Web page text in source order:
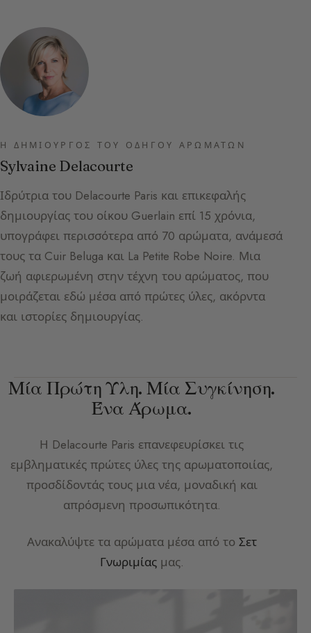
Η ΔΗΜΙΟΥΡΓΌΣ ΤΟΥ ΟΔΗΓΟΎ ΑΡΩΜΆΤΩΝ
Sylvaine Delacourte
Ιδρύτρια του Delacourte Paris και επικεφαλής
δημιουργίας του οίκου Guerlain επί 15 χρόνια,
υπογράφει περισσότερα από 70 αρώματα, ανάμεσά
τους τα Cuir Beluga και La Petite Robe Noire. Μια
ζωή αφιερωμένη στην τέχνη του αρώματος, που
μοιράζεται εδώ μέσα από πρώτες ύλες, ακόρντα
και ιστορίες δημιουργίας.
Μία Πρώτη Ύλη. Μία Συγκίνηση.
Ένα Άρωμα.
Η Delacourte Paris επανεφευρίσκει τις
εμβληματικές πρώτες ύλες της αρωματοποιίας,
προσδίδοντάς τους μια νέα, μοναδική και
απρόσμενη προσωπικότητα.
Ανακαλύψτε τα αρώματα μέσα από το Σετ
Γνωριμίαςμας.